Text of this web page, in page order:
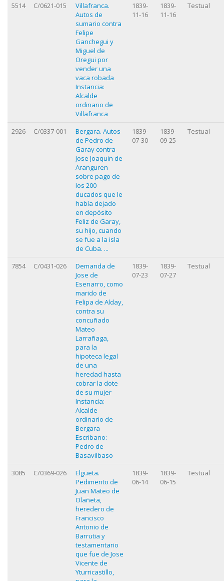
5514 C/0621-015
Villafranca.
Autos de
sumario contra
Felipe
Ganchegui y
Miguel de
Oregui por
vender una
vaca robada
Instancia:
Alcalde
ordinario de
Villafranca
1839-
11-16
1839-
11-16
Testual
2926 C/0337-001
Bergara. Autos
de Pedro de
Garay contra
Jose Joaquin de
Aranguren
sobre pago de
los 200
ducados que le
había dejado
en depósito
Feliz de Garay,
su hijo, cuando
se fue a la isla
de Cuba. ...
1839-
07-30
1839-
09-25
Testual
7854 C/0431-026
Demanda de
Jose de
Esenarro, como
marido de
Felipa de Alday,
contra su
concuñado
Mateo
Larrañaga,
para la
hipoteca legal
de una
heredad hasta
cobrar la dote
de su mujer
Instancia:
Alcalde
ordinario de
Bergara
Escribano:
Pedro de
Basavilbaso
1839-
07-23
1839-
07-27
Testual
3085 C/0369-026
Elgueta.
Pedimento de
Juan Mateo de
Olañeta,
heredero de
Francisco
Antonio de
Barrutia y
testamentario
que fue de Jose
Vicente de
Yturricastillo,
1839-
06-14
1839-
06-15
Testual